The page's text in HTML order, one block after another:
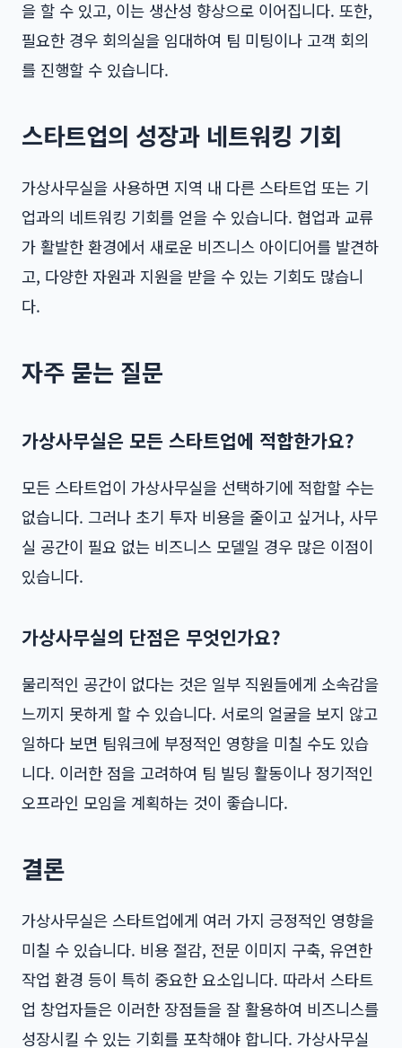
을 할 수 있고, 이는 생산성 향상으로 이어집니다. 또한,
필요한 경우 회의실을 임대하여 팀 미팅이나 고객 회의
를 진행할 수 있습니다.
스타트업의 성장과 네트워킹 기회
가상사무실을 사용하면 지역 내 다른 스타트업 또는 기
업과의 네트워킹 기회를 얻을 수 있습니다. 협업과 교류
가 활발한 환경에서 새로운 비즈니스 아이디어를 발견하
고, 다양한 자원과 지원을 받을 수 있는 기회도 많습니
다.
자주 묻는 질문
가상사무실은 모든 스타트업에 적합한가요?
모든 스타트업이 가상사무실을 선택하기에 적합할 수는
없습니다. 그러나 초기 투자 비용을 줄이고 싶거나, 사무
실 공간이 필요 없는 비즈니스 모델일 경우 많은 이점이
있습니다.
가상사무실의 단점은 무엇인가요?
물리적인 공간이 없다는 것은 일부 직원들에게 소속감을
느끼지 못하게 할 수 있습니다. 서로의 얼굴을 보지 않고
일하다 보면 팀워크에 부정적인 영향을 미칠 수도 있습
니다. 이러한 점을 고려하여 팀 빌딩 활동이나 정기적인
오프라인 모임을 계획하는 것이 좋습니다.
결론
가상사무실은 스타트업에게 여러 가지 긍정적인 영향을
미칠 수 있습니다. 비용 절감, 전문 이미지 구축, 유연한
작업 환경 등이 특히 중요한 요소입니다. 따라서 스타트
업 창업자들은 이러한 장점들을 잘 활용하여 비즈니스를
성장시킬 수 있는 기회를 포착해야 합니다. 가상사무실